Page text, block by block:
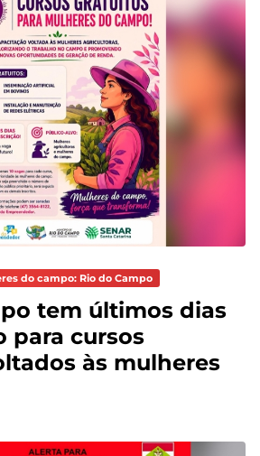
do campo: Rio do Campo
tem últimos dias
para cursos
às mulheres